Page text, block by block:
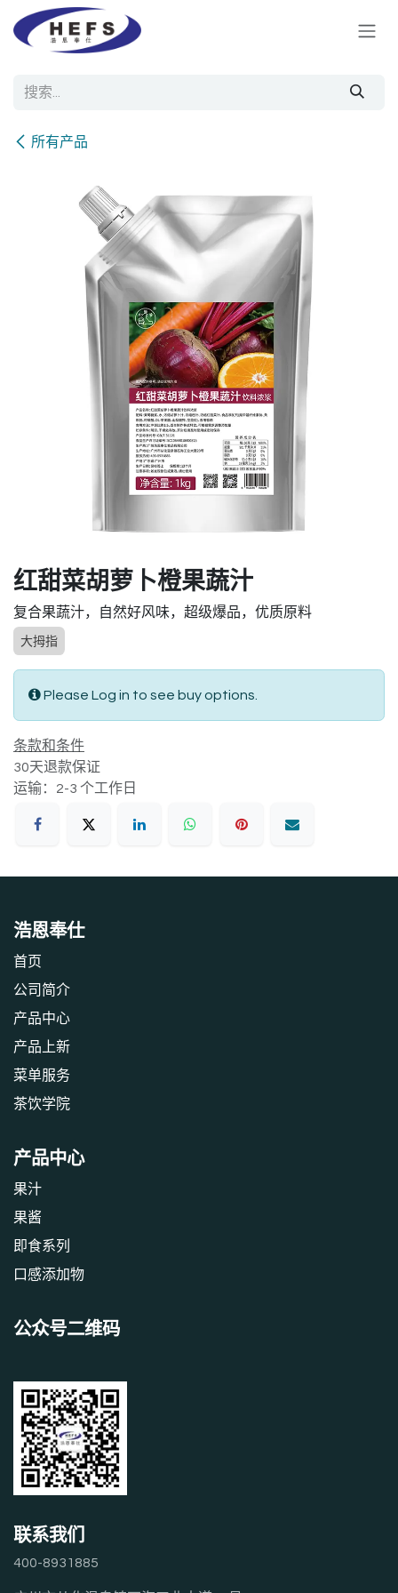
跳至内容
所有产品
红甜菜胡萝卜橙果蔬汁
复合果蔬汁，自然好风味，超级爆品，优质原料
大拇指
Please Log in to see buy options.
条款和条件
30天退款保证
运输：2-3 个工作日
浩恩奉仕
首页
公司简介
产品中心
产品上新
‎菜单服务‎
茶饮学院
产品中心
果汁
果酱
即食系列
口感添加物
公众号二维码
联系我们
400-8931885